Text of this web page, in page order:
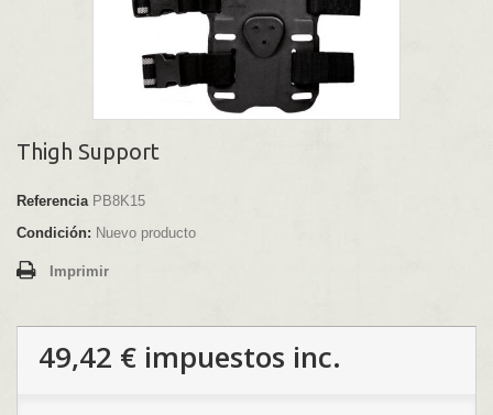
Thigh Support
Referencia PB8K15
Condición: Nuevo producto
Imprimir
49,42 € impuestos inc.